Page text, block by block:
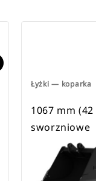
Łyżki — koparka
1067 mm
sworzniowe